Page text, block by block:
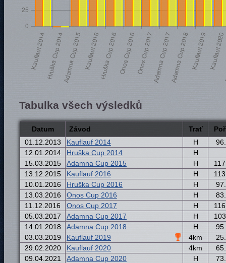
Tabulka všech výsledků
Datum Závod Trať
01.12.2013
Kauflauf 2014 H
96.
12.01.2014
Hruška Cup 2014
H
15.03.2015
Adamna Cup 2015 H
13.12.2015
Kauflauf 2016 H
10.01.2016
Hruška Cup 2016 H
97.
13.03.2016
Onos Cup 2016 H
83.
11.12.2016
Onos Cup 2017 H
05.03.2017
Adamna Cup 2017 H
14.01.2018
Adamna Cup 2018 H
95.
03.03.2019
Kauflauf 2019 4km
25.
29.02.2020
Kauflauf 2020 4km
65.
09.04.2021
Adamna Cup 2020 H
73.